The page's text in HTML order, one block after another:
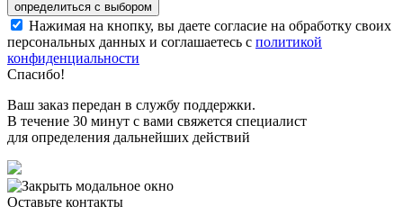
Нажимая на кнопку, вы даете согласие на обработку своих
персональных данных и соглашаетесь с политикой
конфиденциальности
Спасибо!
Ваш заказ передан в службу поддержки.
В течение 30 минут с вами свяжется специалист
для определения дальнейших действий
Оставьте контакты